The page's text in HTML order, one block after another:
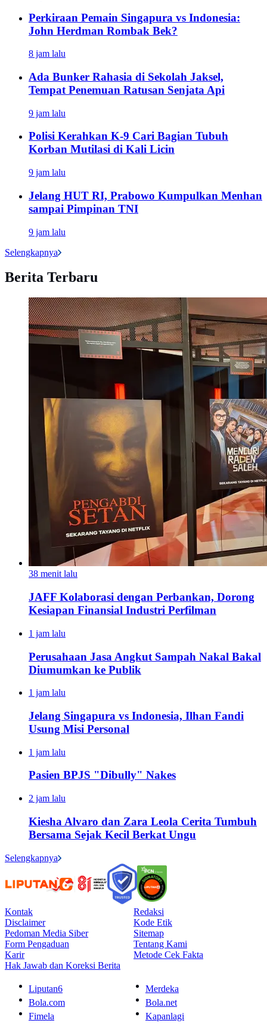
Perkiraan Pemain Singapura vs Indonesia:
John Herdman Rombak Bek?
8 jam lalu
Ada Bunker Rahasia di Sekolah Jaksel,
Tempat Penemuan Ratusan Senjata Api
9 jam lalu
Polisi Kerahkan K-9 Cari Bagian Tubuh
Korban Mutilasi di Kali Licin
9 jam lalu
Jelang HUT RI, Prabowo Kumpulkan Menhan
sampai Pimpinan TNI
9 jam lalu
Selengkapnya
Berita Terbaru
38 menit lalu
JAFF Kolaborasi dengan Perbankan, Dorong
Kesiapan Finansial Industri Perfilman
1 jam lalu
Perusahaan Jasa Angkut Sampah Nakal Bakal
Diumumkan ke Publik
1 jam lalu
Jelang Singapura vs Indonesia, Ilhan Fandi
Usung Misi Personal
1 jam lalu
Pasien BPJS "Dibully" Nakes
2 jam lalu
Kiesha Alvaro dan Zara Leola Cerita Tumbuh
Bersama Sejak Kecil Berkat Ungu
Selengkapnya
Kontak
Redaksi
Disclaimer
Kode Etik
Pedoman Media Siber
Sitemap
Form Pengaduan
Tentang Kami
Karir
Metode Cek Fakta
Hak Jawab dan Koreksi Berita
Liputan6
Merdeka
Bola.com
Bola.net
Fimela
Kapanlagi